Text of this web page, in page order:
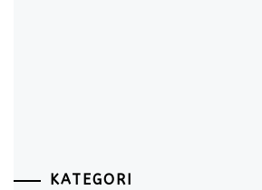
KATEGORI